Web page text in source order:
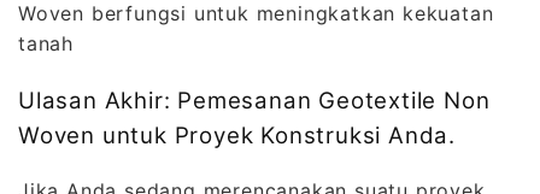
Woven berfungsi untuk meningkatkan kekuatan
tanah
Ulasan Akhir: Pemesanan Geotextile Non
Woven untuk Proyek Konstruksi Anda.